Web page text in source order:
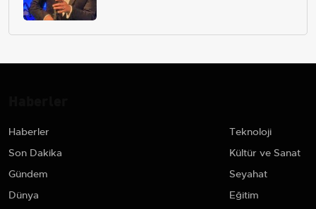
Haberler
Son Dakika
Gündem
Dünya
Teknoloji
Kültür ve Sanat
Seyahat
Eğitim